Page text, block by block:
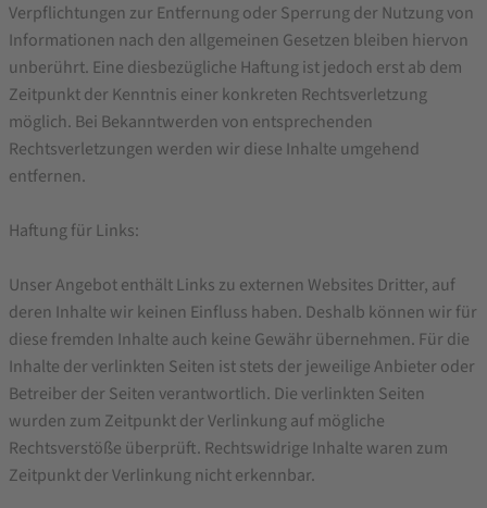
Verpflichtungen zur Entfernung oder Sperrung der Nutzung von
Informationen nach den allgemeinen Gesetzen bleiben hiervon
unberührt. Eine diesbezügliche Haftung ist jedoch erst ab dem
Zeitpunkt der Kenntnis einer konkreten Rechtsverletzung
möglich. Bei Bekanntwerden von entsprechenden
Rechtsverletzungen werden wir diese Inhalte umgehend
entfernen.
Haftung für Links:
Unser Angebot enthält Links zu externen Websites Dritter, auf
deren Inhalte wir keinen Einfluss haben. Deshalb können wir für
diese fremden Inhalte auch keine Gewähr übernehmen. Für die
Inhalte der verlinkten Seiten ist stets der jeweilige Anbieter oder
Betreiber der Seiten verantwortlich. Die verlinkten Seiten
wurden zum Zeitpunkt der Verlinkung auf mögliche
Rechtsverstöße überprüft. Rechtswidrige Inhalte waren zum
Zeitpunkt der Verlinkung nicht erkennbar.